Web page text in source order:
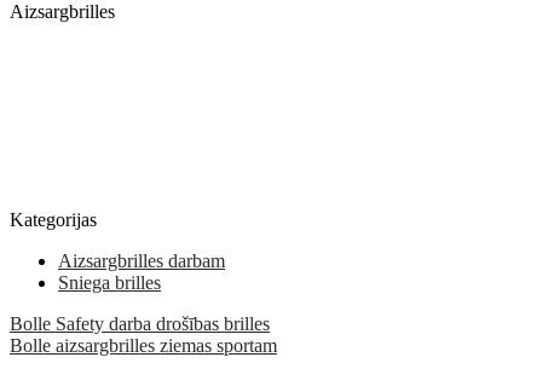
Aizsargbrilles
Kategorijas
Aizsargbrilles darbam
Sniega brilles
Bolle Safety darba drošības brilles
Bolle aizsargbrilles ziemas sportam